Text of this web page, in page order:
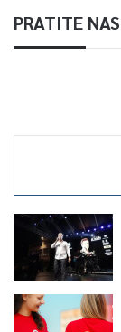
PRATITE